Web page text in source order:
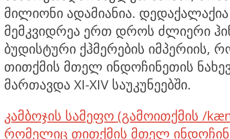
მილიონი ადამიანია. დედაქალაქია
მემკვიდრეა ერთ დროს ძლიერი
ბუდისტური ქჰმერების იმპერიის,
თითქმის მთელ ინდოჩინეთის
მართავდა XI-XIV საუკუნეებში.
კამბოჯის სამეფო (გამოითქმის /
რომელიც თითქმის მთელ